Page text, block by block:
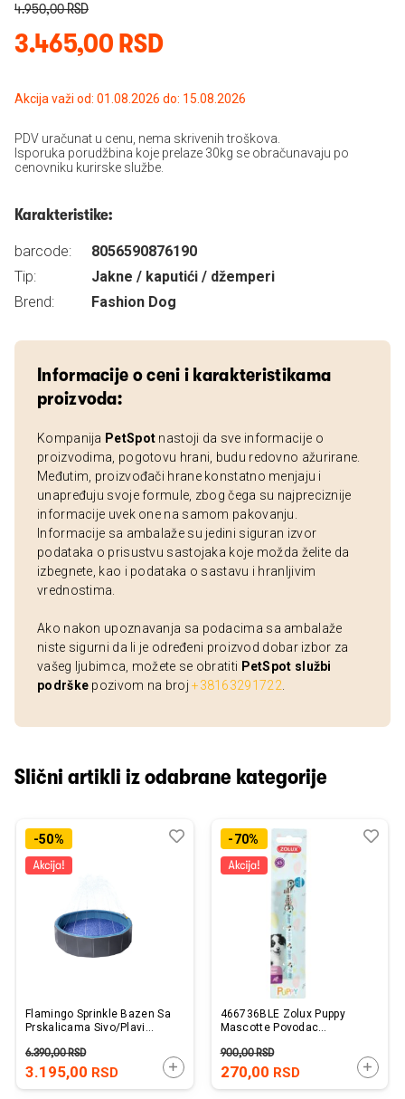
3.465,00 RSD
4.950,00 RSD
Akcija važi od: 01.08.2026 do: 15.08.2026
PDV uračunat u cenu, nema skrivenih troškova.
Isporuka porudžbina koje prelaze 30kg se obračunavaju po
cenovniku kurirske službe.
Karakteristike:
barcode:
8056590876190
Tip:
Jakne / kaputići / džemperi
Brend:
Fashion Dog
Informacije o ceni i karakteristikama
proizvoda:
Kompanija PetSpot nastoji da sve informacije o
proizvodima, pogotovu hrani, budu redovno ažurirane.
Međutim, proizvođači hrane konstatno menjaju i
unapređuju svoje formule, zbog čega su najpreciznije
informacije uvek one na samom pakovanju.
Informacije sa ambalaže su jedini siguran izvor
podataka o prisustvu sastojaka koje možda želite da
izbegnete, kao i podataka o sastavu i hranljivim
vrednostima.
Ako nakon upoznavanja sa podacima sa ambalaže
niste sigurni da li je određeni proizvod dobar izbor za
vašeg ljubimca, možete se obratiti PetSpot službi
podrške pozivom na broj+38163291722
Slični artikli iz odabrane kategorije
-50%
Flamingo Sprinkle Bazen Sa
Prskalicama Sivo/Plavi
3.195,00 RSD
6.390,00RSD
DODAJTE U KORPU
Dodaj
Uporedi-70%
466736BLE Zolux Puppy
Mascotte Povodac
270,00 RSD
900,00RSD